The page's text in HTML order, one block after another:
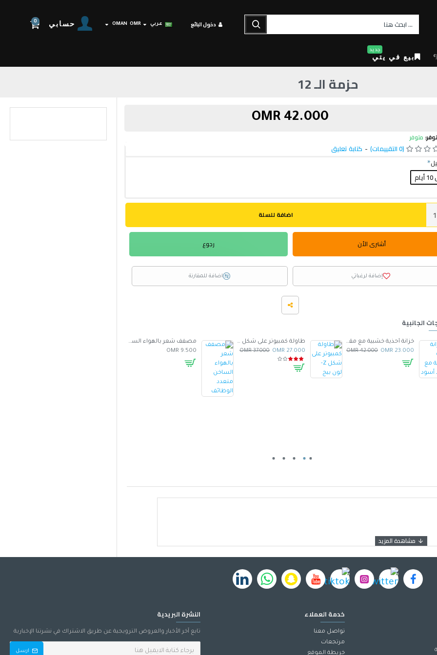
دخول البائع عربي OMR
OMAN حسابي 0
بيع في يتي
جديد
حزمة الـ 12
متوفر
(0 التقييمات) - كتابة تعليق
42.000 OMR
اضافة للسلة
أشترى الأن رجوع
إضافة لرغباتي اضافة للمقارنة
الجانبية
خزانة أحذية خشبية مع مقعد أسود
23.000 OMR
42.000 OMR
طاولة كمبيوتر على شكل Z- لون بيج
27.000 OMR
37.000 OMR
مصفف شعر بالهواء الساخن متعدد الوظائف
9.500 OMR
خدمة العملاء
تواصل معنا
مرتجعات
خريطة الموقع
النشرة البريدية
تابع آخر الأخبار والعروض الترويجية عن طريق الاشتراك في نشرتنا الإخبارية
ارسل